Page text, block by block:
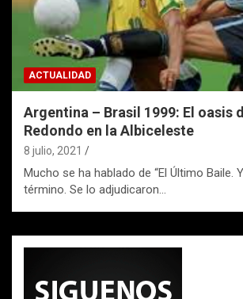
ACTUALIDAD
Argentina – Brasil 1999: El oasis
Redondo en la Albiceleste
8 julio, 2021
Mucho se ha hablado de “El Último Baile.
término. Se lo adjudicaron…